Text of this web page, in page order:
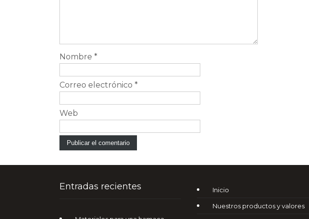
Nombre *
Correo electrónico *
Web
Entradas recientes Inicio
Nuestros productos y valores